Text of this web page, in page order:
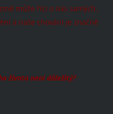
může říci o nás samých,
a naše chování je značně
života není důležitý?